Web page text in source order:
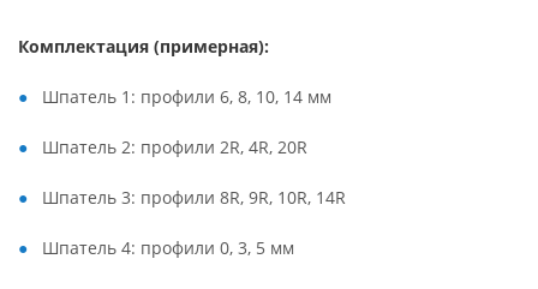
Комплектация (примерная):
Шпатель 1: профили 6, 8, 10, 14 мм
Шпатель 2: профили 2R, 4R, 20R
Шпатель 3: профили 8R, 9R, 10R, 14R
Шпатель 4: профили 0, 3, 5 мм